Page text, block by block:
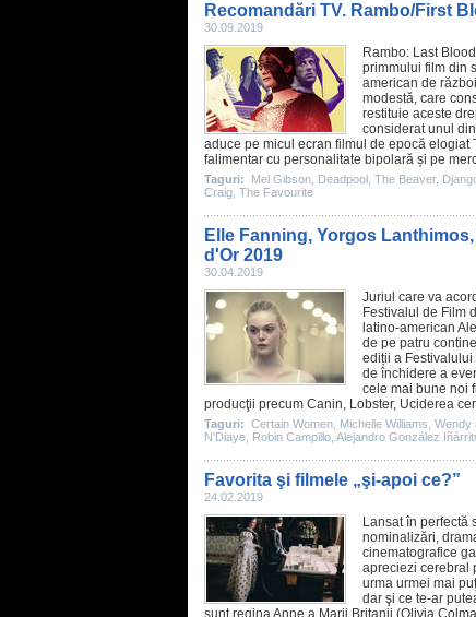
Recomandări TV. Rambo/First
30.09.2019
Rambo: Last
primmului film din
american de
modestă, care
restituie aceste
considerat unul
aduce pe micul ecran filmul de epocă elogiat
falimentar cu personalitate bipolară și pe
Taguri: Mel Gibson Deadpool The Beaver,
Craig The Favourite
Elle Fanning, Yorgos
d'Or 2019
30.04.2019
Juriul care va
Festivalul de Film
latino-american
de pe patru
ediții a
de închidere a
cele mai bune noi
producţii precum Canin, Lobster, Uciderea
Taguri: Certain Women Michelle Williams Wendy
N'Diaye Robin Campillo Alejandro González
Favorita şi filmele „şi-apoi ce?”
24.02.2019
Lansat în perfectă
nominalizări,
cinematografice
apreciezi cerebral
urma urmei mai
dar şi ce te-ar
sunt regina Anne a Marii Britanii (Olivia